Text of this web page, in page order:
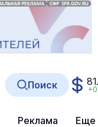
Реклама Еще
Поиск